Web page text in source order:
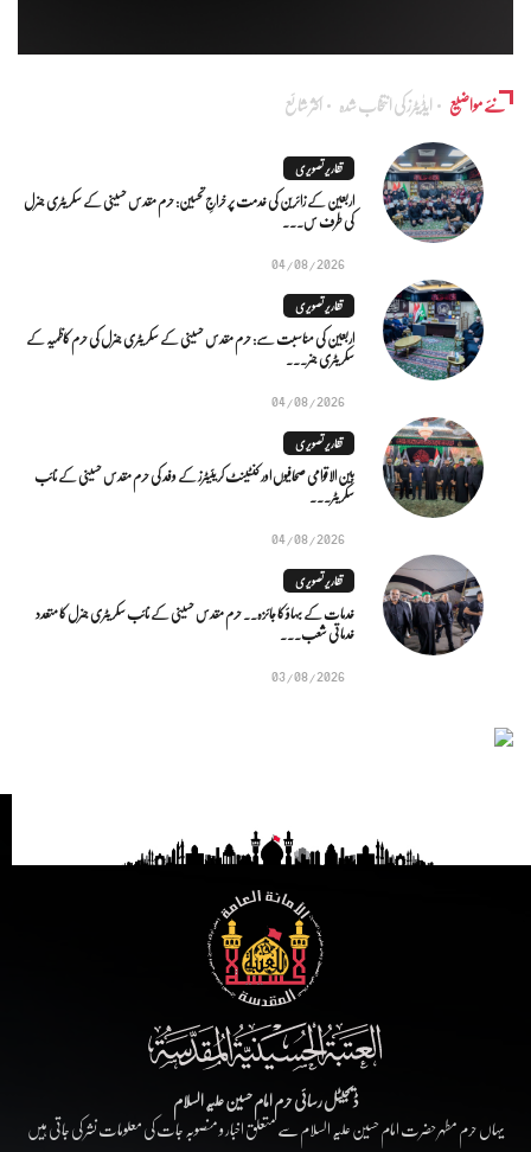
نئے مواضیع ایڈٰیٹرز کی انتخاب شدہ اکثر شائع
تقاریر تصویری
اربعین کے زائرین کی خدمت پر خراجِ تحسین: حرم مقدس حسینی کے سکریٹری جنرل
کی طرف س...
04/08/2026
تقاریر تصویری
اربعین کی مناسبت سے: حرم مقدس حسینی کے سکریٹری جنرل کی حرم کاظمیہ کے
سکریٹری جنر...
04/08/2026
تقاریر تصویری
بین الاقوامی صحافیوں اور کنٹینٹ کریئیٹرز کے وفد کی حرم مقدس حسینی کے نائب
سکریٹر...
04/08/2026
تقاریر تصویری
خدمات کے بہاؤ کا جائزہ.. حرم مقدس حسینی کے نائب سکریٹری جنرل کا متعدد
خدماتی شعب...
03/08/2026
ڈیجیٹل رسائی حرم امام حسین علیہ السلام
یہاں حرم مطہر حضرت امام حسین علیہ السلام سے متعلق اخبار و منصوبہ جات کی معلومات نشر کی جاتی ہیں